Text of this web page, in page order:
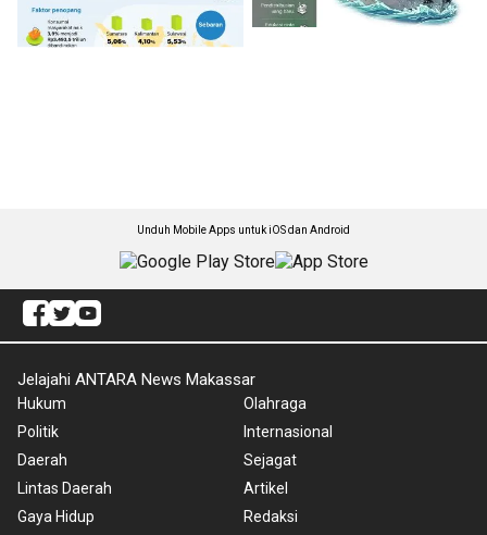
Unduh Mobile Apps untuk iOS dan Android
Jelajahi ANTARA News Makassar
Hukum
Politik
Daerah
Lintas Daerah
Gaya Hidup
Olahraga
Internasional
Sejagat
Artikel
Redaksi